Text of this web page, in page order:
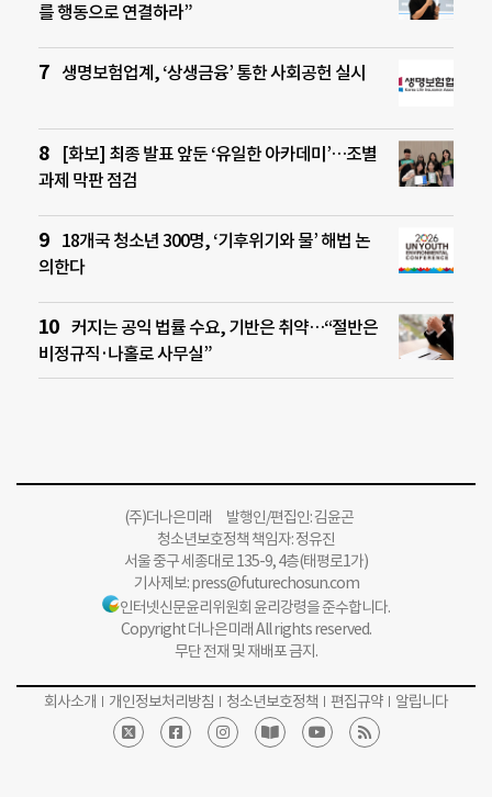
를 행동으로 연결하라”
생명보험업계, ‘상생금융’ 통한 사회공헌 실시
[화보] 최종 발표 앞둔 ‘유일한 아카데미’…조별
과제 막판 점검
18개국 청소년 300명, ‘기후위기와 물’ 해법 논
의한다
커지는 공익 법률 수요, 기반은 취약…“절반은
비정규직·나홀로 사무실”
(주)더나은미래 발행인/편집인: 김윤곤
청소년보호정책 책임자: 정유진
서울 중구 세종대로 135-9, 4층(태평로1가)
기사제보:press@futurechosun.com
인터넷신문윤리위원회 윤리강령을 준수합니다.
Copyright 더나은미래 All rights reserved.
무단 전재 및 재배포 금지.
회사소개 개인정보처리방침 청소년보호정책 편집규약 알립니다